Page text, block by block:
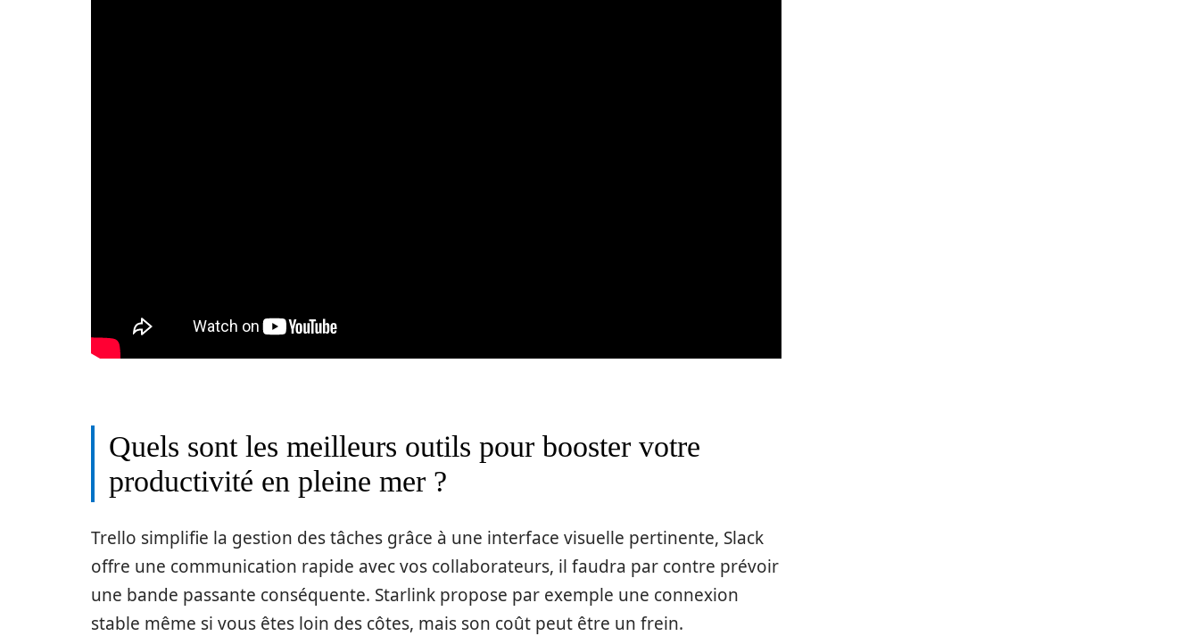
Quels sont les meilleurs outils pour booster votre
productivité en pleine mer ?
Trello simplifie la gestion des tâches grâce à une interface visuelle pertinente, Slack
offre une communication rapide avec vos collaborateurs, il faudra par contre prévoir
une bande passante conséquente. Starlink propose par exemple une connexion
stable même si vous êtes loin des côtes, mais son coût peut être un frein.